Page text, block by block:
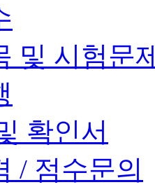
및 시험문
확인서
/ 점수문의